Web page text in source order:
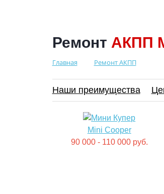
Ремонт АКПП
Главная Ремонт АКПП
Наши преимущества
Mini Cooper
90 000 - 110 000 руб.